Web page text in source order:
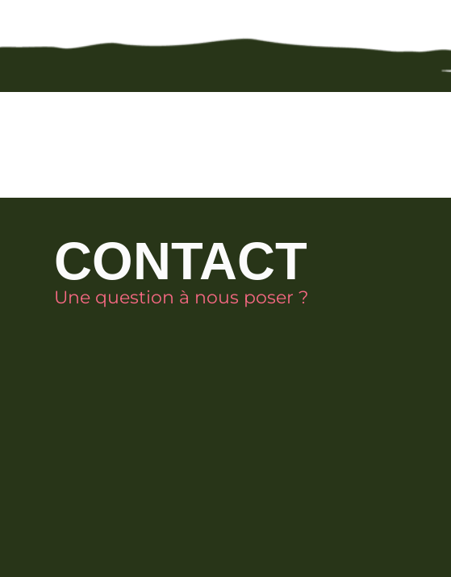
CONTACT
Une question à nous poser ?